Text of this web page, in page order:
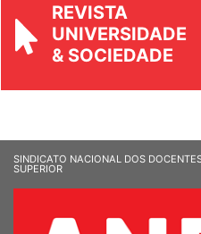
REVISTA
UNIVERSIDADE
& SOCIEDADE
SINDICATO NACIONAL DOS
SUPERIOR